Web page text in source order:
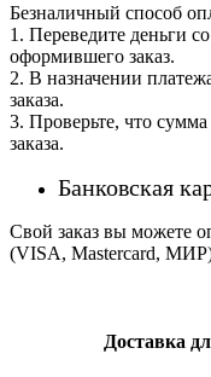
Безналичный способ
1. Переведите деньги
оформившего заказ.
2. В назначении
заказа.
3. Проверьте, что сумма
заказа.
Банковская
Свой заказ вы можете
(VISA, Mastercard,
Доставка